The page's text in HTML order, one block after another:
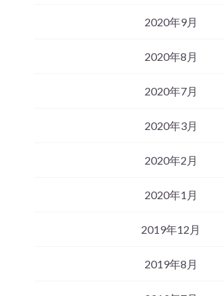
2020年9月
2020年8月
2020年7月
2020年3月
2020年2月
2020年1月
2019年12月
2019年8月